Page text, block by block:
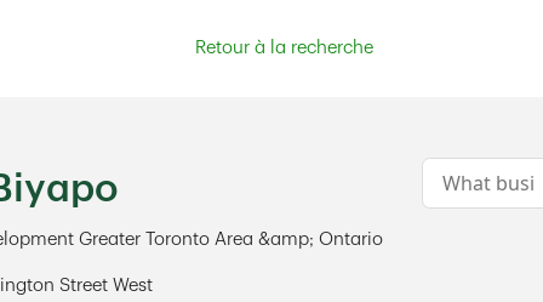
Retour à la recherche
Greater Toronto Area &amp; Ontario
Street West
Conduct a